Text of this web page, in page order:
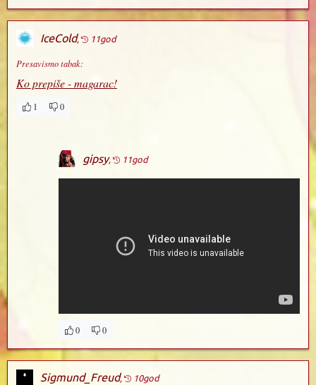
IceCold, 11god
Presavismo tabak:
Ko prepiše - magarac!
1 0
gipsy, 11god
0 0
Sigmund_Freud, 10god